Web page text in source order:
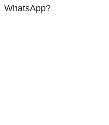
WhatsApp?